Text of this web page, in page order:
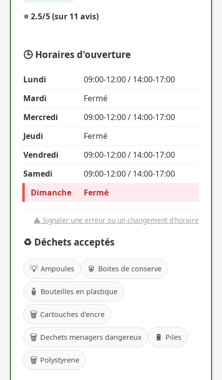
⭐ 2.5/5(sur 11 avis)
🕒 Horaires d'ouverture
Lundi
09:00-12:00 / 14:00-17:00
Mardi
Fermé
Mercredi
09:00-12:00 / 14:00-17:00
Jeudi
Fermé
Vendredi
09:00-12:00 / 14:00-17:00
Samedi
09:00-12:00 / 14:00-17:00
Dimanche
Fermé
⚠️ Signaler une erreur ou un changement d'horaire
♻️ Déchets acceptés
💡 Ampoules 🥫 Boites de conserve
🧴 Bouteilles en plastique
🗑️ Cartouches d'encre
🗑️ Dechets menagers dangereux 🔋 Piles
🗑️ Polystyrene